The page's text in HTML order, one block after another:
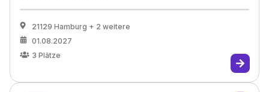
21129 Hamburg + 2 weitere
01.08.2027
3 Plätze